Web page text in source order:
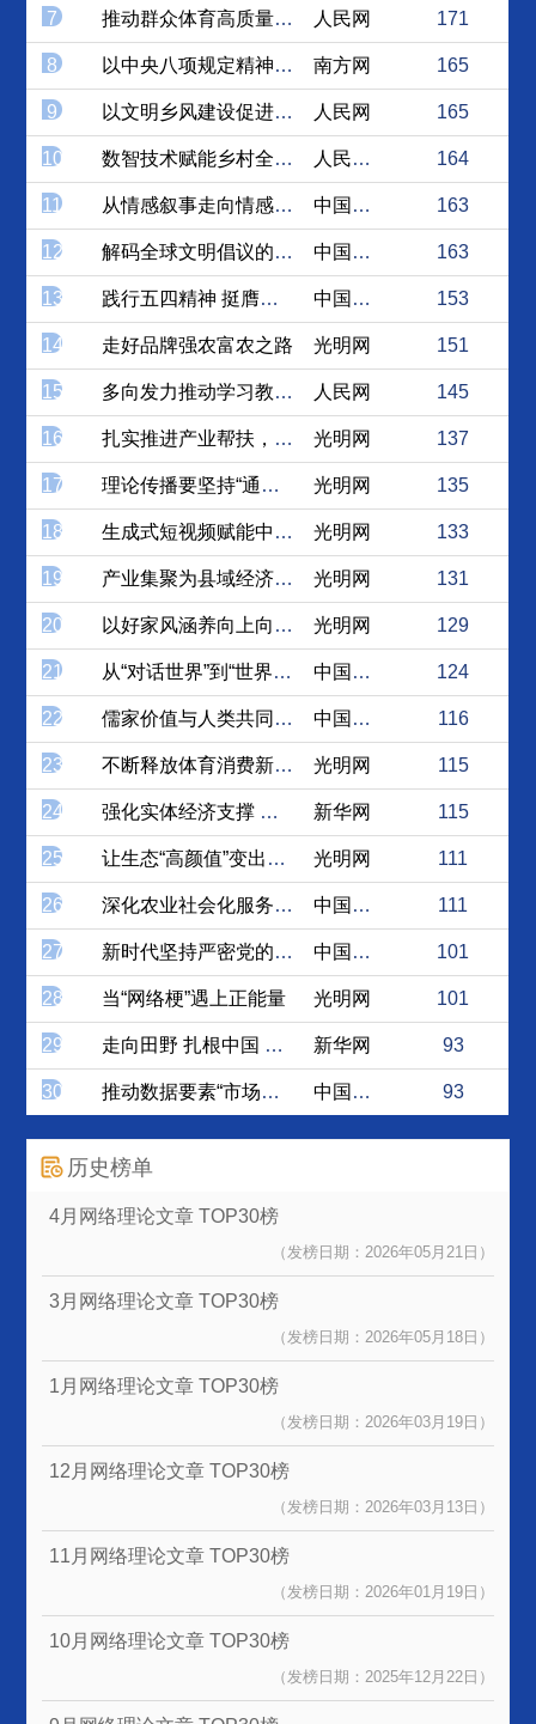
7 推动群众体育高质量发展 人民网 171
8 以中央八项规定精神淬炼新时... 南方网 165
9 以文明乡风建设促进乡村全面... 人民网 165
10 数智技术赋能乡村全面振兴 人民论坛网 164
11 从情感叙事走向情感育人：数... 中国社会科学网 163
12 解码全球文明倡议的“文明力... 中国社会科学网 163
13 践行五四精神 挺膺科技强国... 中国社会科学网 153
14 走好品牌强农富农之路 光明网 151
15 多向发力推动学习教育走深走实 人民网 145
16 扎实推进产业帮扶，促进低收... 光明网 137
17 理论传播要坚持“通俗为桥” 光明网 135
18 生成式短视频赋能中华优秀传... 光明网 133
19 产业集聚为县域经济发展插上... 光明网 131
20 以好家风涵养向上向善的社会... 光明网 129
21 从“对话世界”到“世界对话” 中国新闻网 124
22 儒家价值与人类共同价值 中国新闻网 116
23 不断释放体育消费新潜能 光明网 115
24 强化实体经济支撑 加快建设... 新华网 115
25 让生态“高颜值”变出经济高... 光明网 111
26 深化农业社会化服务 赋能农... 中国社会科学网 111
27 新时代坚持严密党的组织体系... 中国社会科学网 101
28 当“网络梗”遇上正能量 光明网 101
29 走向田野 扎根中国 立德树人 新华网 93
30 推动数据要素“市场化价值化... 中国日报网 93
历史榜单
4月网络理论文章 TOP30榜
（发榜日期：2026年05月21日）
3月网络理论文章 TOP30榜
（发榜日期：2026年05月18日）
1月网络理论文章 TOP30榜
（发榜日期：2026年03月19日）
12月网络理论文章 TOP30榜
（发榜日期：2026年03月13日）
11月网络理论文章 TOP30榜
（发榜日期：2026年01月19日）
10月网络理论文章 TOP30榜
（发榜日期：2025年12月22日）